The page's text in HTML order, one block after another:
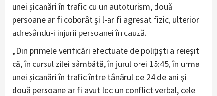
unei șicanări în trafic cu un autoturism, două
persoane ar fi coborât și l-ar fi agresat fizic, ulterior
adresându-i injurii persoanei în cauză.
„Din primele verificări efectuate de polițiști a reieșit
că, în cursul zilei sâmbătă, în jurul orei 15:45, în urma
unei șicanări în trafic între tânărul de 24 de ani și
două persoane ar fi avut loc un conflict verbal, cele